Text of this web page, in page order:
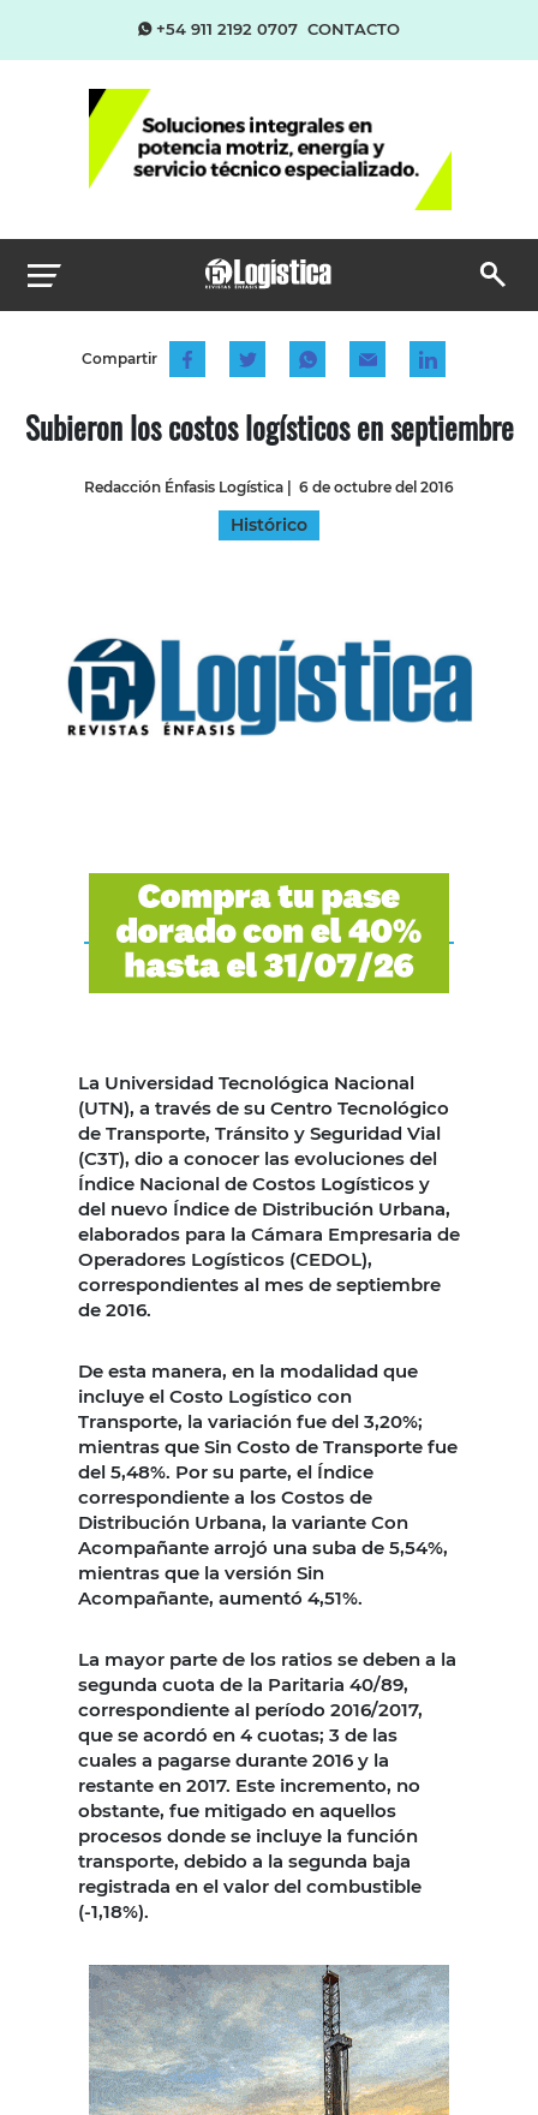
+54 911 2192 0707 CONTACTO
Compartir
Subieron los costos logísticos en septiembre
Redacción Énfasis Logística | 6 de octubre del 2016
Histórico
La Universidad Tecnológica Nacional
(UTN), a través de su Centro Tecnológico
de Transporte, Tránsito y Seguridad Vial
(C3T), dio a conocer las evoluciones del
Índice Nacional de Costos Logísticos y
del nuevo Índice de Distribución Urbana,
elaborados para la Cámara Empresaria de
Operadores Logísticos (CEDOL),
correspondientes al mes de septiembre
de 2016.
De esta manera, en la modalidad que
incluye el Costo Logístico con
Transporte, la variación fue del 3,20%;
mientras que Sin Costo de Transporte fue
del 5,48%. Por su parte, el Índice
correspondiente a los Costos de
Distribución Urbana, la variante Con
Acompañante arrojó una suba de 5,54%,
mientras que la versión Sin
Acompañante, aumentó 4,51%.
La mayor parte de los ratios se deben a la
segunda cuota de la Paritaria 40/89,
correspondiente al período 2016/2017,
que se acordó en 4 cuotas; 3 de las
cuales a pagarse durante 2016 y la
restante en 2017. Este incremento, no
obstante, fue mitigado en aquellos
procesos donde se incluye la función
transporte, debido a la segunda baja
registrada en el valor del combustible
(-1,18%).